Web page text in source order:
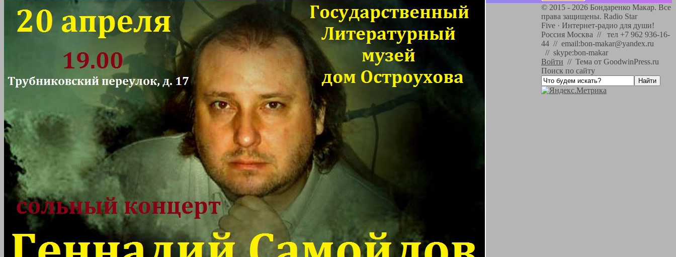
© 2015 - 2026Бондаренко Макар. Все
права защищены. Radio Star
Five· Интернет-радио для души!
Россия Москва // тел +7 962 936-16-
44 // email:bon-makar@yandex.ru
// skype:bon-makar
Войти // Тема от GoodwinPress.ru
Поиск по сайту